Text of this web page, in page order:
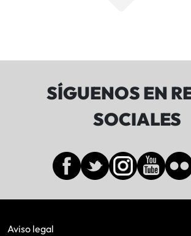
SÍGUENOS EN
SOCIALES
Aviso legal